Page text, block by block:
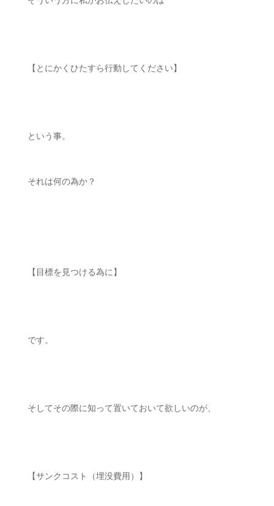
【とにかくひたすら行動してください】
という事。
それは何の為か？
【目標を見つける為に】
です。
そしてその際に知って置いておいて欲しいのが、
【サンクコスト（埋没費用）】